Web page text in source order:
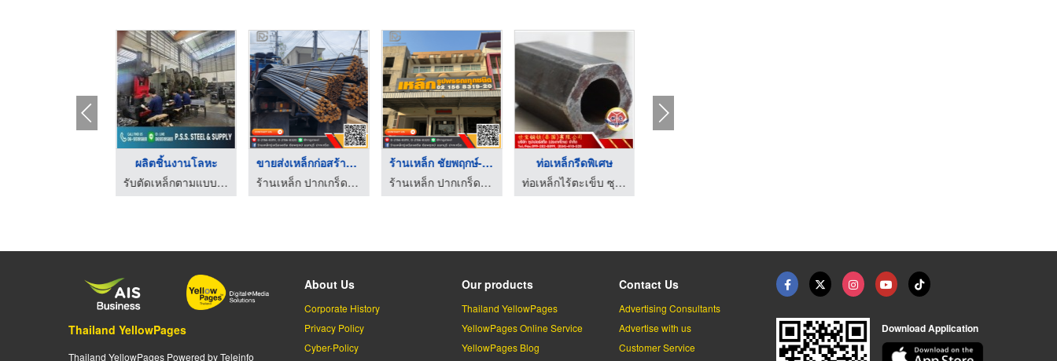
ผลิตชิ้นงานโลหะ
รับตัดเหล็กตามแบบ นครปฐม - พี.เอส.เอส.สตีล แอนด์ ซัพพลาย
ขายส่งเหล็กก่อสร้าง ...
ร้านเหล็ก ปากเกร็ด นนทบุรี
ร้านเหล็ก ชัยพฤกษ์-ป ...
ร้านเหล็ก ปากเกร็ด นนทบุรี
ท่อเหล็กรีดพิเศษ
ท่อเหล็กไร้ตะเข็บ ซุปเปอร์สตีล (ประเทศไทย)
Thailand YellowPages
Thailand YellowPages Powered by Teleinfo
About Us
Corporate History
Privacy Policy
Cyber-Policy
Our products
Thailand YellowPages
YellowPages Online Service
YellowPages Blog
Contact Us
Advertising Consultants
Advertise with us
Customer Service
Download Application